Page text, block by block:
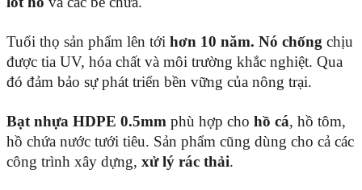
Tuổi thọ sản phẩm lên tới hơn 10 năm. Nó chống chịu
được tia UV, hóa chất và môi trường khắc nghiệt. Qua
đó đảm bảo sự phát triển bền vững của nông trại.
Bạt nhựa HDPE 0.5mm phù hợp cho hồ cá, hồ tôm,
hồ chứa nước tưới tiêu. Sản phẩm cũng dùng cho cả các
công trình xây dựng, xử lý rác thải.